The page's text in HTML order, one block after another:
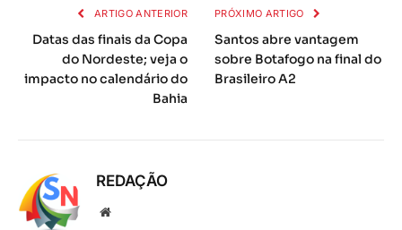
ARTIGO ANTERIOR
Datas das finais da Copa
do Nordeste; veja o
impacto no calendário do
Bahia
PRÓXIMO ARTIGO
Santos abre vantagem
sobre Botafogo na final do
Brasileiro A2
REDAÇÃO
Local